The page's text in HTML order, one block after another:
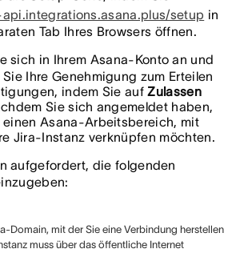
setup in
Tab Ihres Browsers öffnen.
sich in Ihrem Asana-Konto an und
Ihre Genehmigung zum Erteilen
indem Sie aufZulassen
Sie sich angemeldet haben,
einen Asana-Arbeitsbereich, mit
Jira-Instanz verknüpfen möchten.
aufgefordert, die folgenden
Domain, mit der Sie eine Verbindung herstellen
muss über das öffentliche Internet